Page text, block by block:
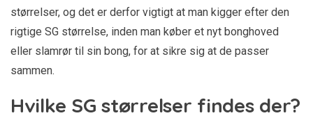
størrelser, og det er derfor vigtigt at man kigger efter den
rigtige SG størrelse, inden man køber et nyt bonghoved
eller slamrør til sin bong, for at sikre sig at de passer
sammen.
Hvilke SG størrelser findes der?